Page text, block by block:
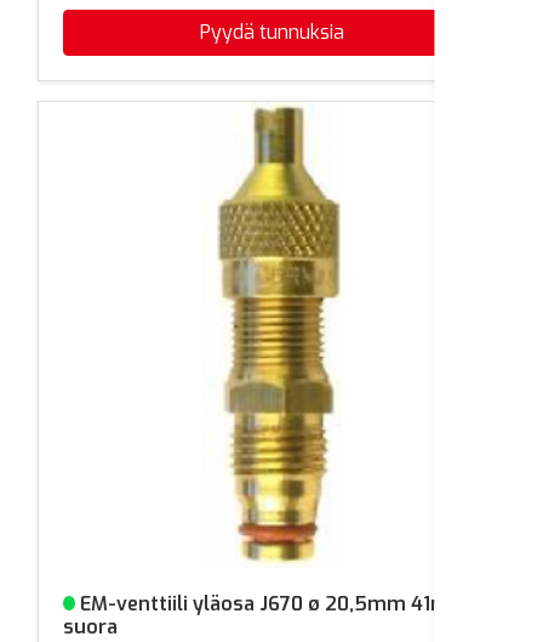
Pyydä tunnuksia
Varastossa
EM-venttiili yläosa J670 ø 20,5mm 41mm
suora